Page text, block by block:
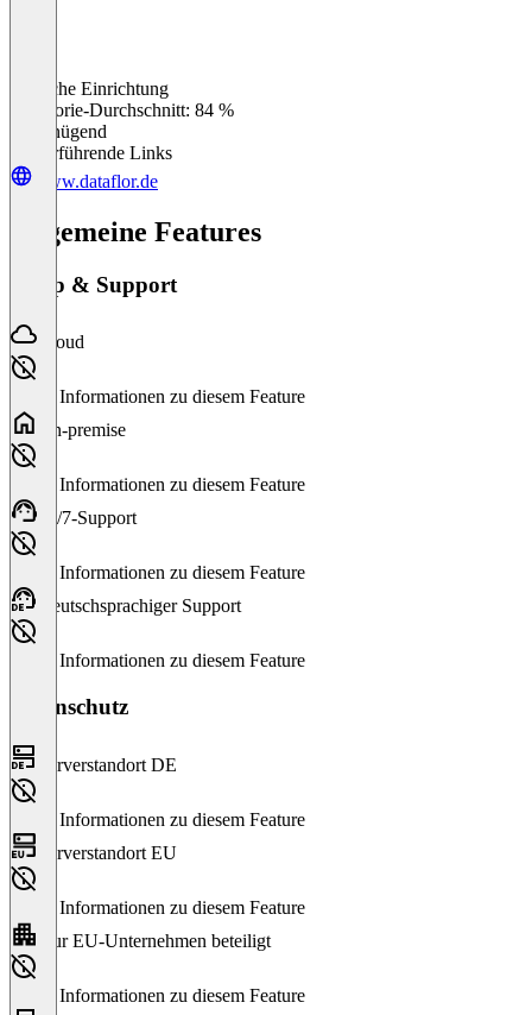
Einfache Einrichtung
Kategorie-Durchschnitt: 84 %
Ungenügend
Weiterführende Links
www.dataflor.de
Allgemeine Features
Setup & Support
Cloud
Keine Informationen zu diesem Feature
On-premise
Keine Informationen zu diesem Feature
24/7-Support
Keine Informationen zu diesem Feature
Deutschsprachiger Support
Keine Informationen zu diesem Feature
Datenschutz
Serverstandort DE
Keine Informationen zu diesem Feature
Serverstandort EU
Keine Informationen zu diesem Feature
Nur EU-Unternehmen beteiligt
Keine Informationen zu diesem Feature